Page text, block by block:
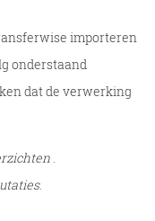
importeren
onderstaand
dat de verwerking
.
.